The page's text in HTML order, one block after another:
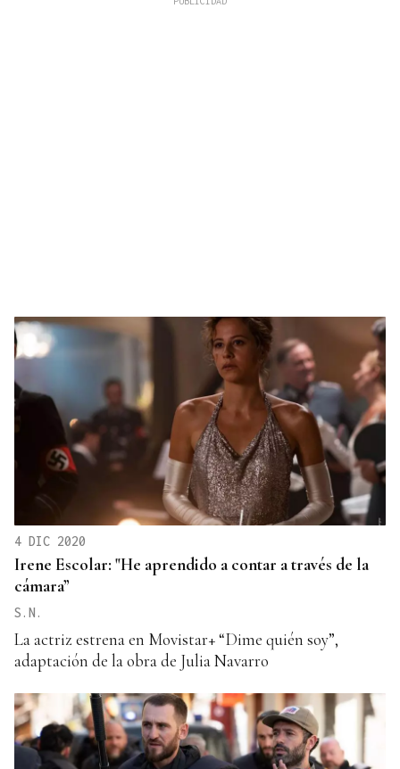
4 DIC 2020
Irene Escolar: "He aprendido a contar a través de la
cámara”
S.N.
La actriz estrena en Movistar+ “Dime quién soy”,
adaptación de la obra de Julia Navarro